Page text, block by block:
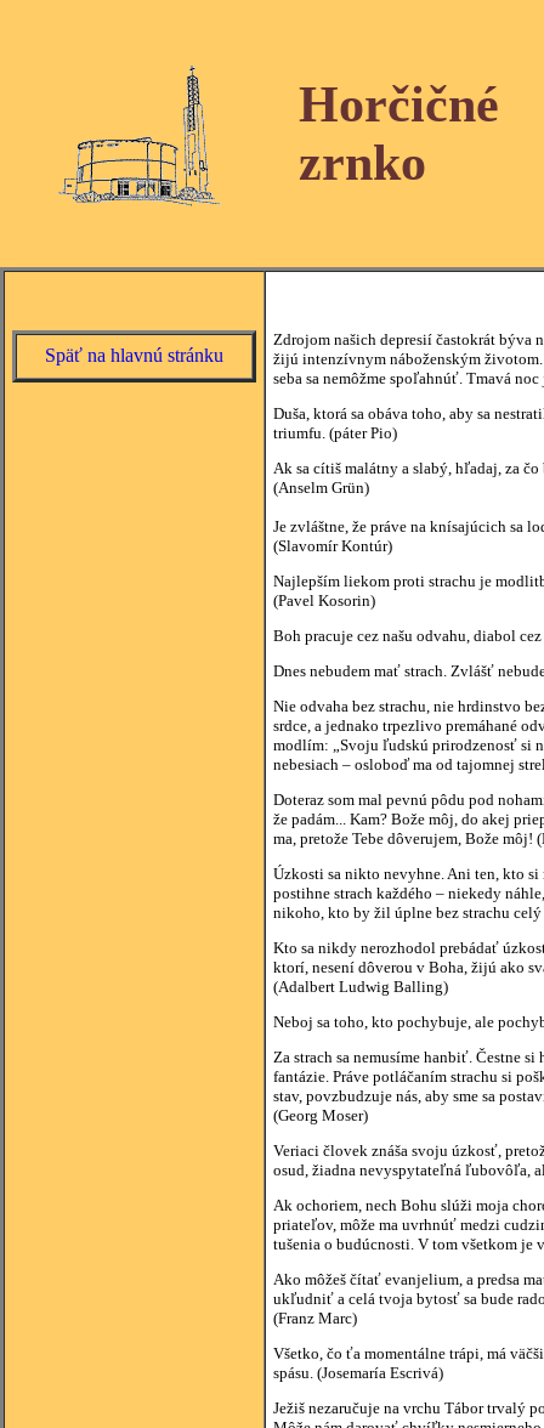
Horčičné
zrnko
Späť na hlavnú stránku
Zdrojom našich depresií častokrát býva
žijú intenzívnym náboženským
seba sa nemôžme spoľahnúť. Tmavá
Duša, ktorá sa obáva toho, aby sa
triumfu. (páter Pio)
Ak sa cítiš malátny a slabý, hľadaj, za
(Anselm Grün)
Je zvláštne, že práve na knísajúcich sa
(Slavomír Kontúr)
Najlepším liekom proti strachu je
(Pavel Kosorin)
Boh pracuje cez našu odvahu, diabol
Dnes nebudem mať strach. Zvlášť
Nie odvaha bez strachu, nie hrdinstvo
srdce, a jednako trpezlivo premáhané
modlím: „Svoju ľudskú prirodzenosť si
nebesiach – osloboď ma od tajomnej
Doteraz som mal pevnú pôdu pod
že padám... Kam? Bože môj, do akej
ma, pretože Tebe dôverujem, Bože môj!
Úzkosti sa nikto nevyhne. Ani ten, kto si
postihne strach každého – niekedy
nikoho, kto by žil úplne bez strachu
Kto sa nikdy nerozhodol prebádať
ktorí, nesení dôverou v Boha, žijú ako
(Adalbert Ludwig Balling)
Neboj sa toho, kto pochybuje, ale
Za strach sa nemusíme hanbiť. Čestne
fantázie. Práve potláčaním strachu si
stav, povzbudzuje nás, aby sme sa
(Georg Moser)
Veriaci človek znáša svoju úzkosť,
osud, žiadna nevyspytateľná ľubovôľa,
Ak ochoriem, nech Bohu slúži moja
priateľov, môže ma uvrhnúť medzi
tušenia o budúcnosti. V tom všetkom je
Ako môžeš čítať evanjelium, a predsa
ukľudniť a celá tvoja bytosť sa bude
(Franz Marc)
Všetko, čo ťa momentálne trápi, má
spásu. (Josemaría Escrivá)
Ježiš nezaručuje na vrchu Tábor trvalý